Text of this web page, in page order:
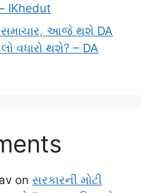
IKhedut
સમાચાર, આજે થશે DA
વધારો થશે? – DA
on સરકારની મોટી